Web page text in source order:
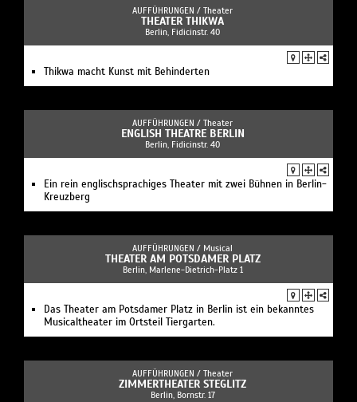
AUFFÜHRUNGEN / Theater
THEATER THIKWA
Berlin, Fidicinstr. 40
Thikwa macht Kunst mit Behinderten
AUFFÜHRUNGEN / Theater
ENGLISH THEATRE BERLIN
Berlin, Fidicinstr. 40
Ein rein englischsprachiges Theater mit zwei Bühnen in Berlin-
Kreuzberg
AUFFÜHRUNGEN / Musical
THEATER AM POTSDAMER PLATZ
Berlin, Marlene-Dietrich-Platz 1
Das Theater am Potsdamer Platz in Berlin ist ein bekanntes
Musicaltheater im Ortsteil Tiergarten.
AUFFÜHRUNGEN / Theater
ZIMMERTHEATER STEGLITZ
Berlin, Bornstr. 17